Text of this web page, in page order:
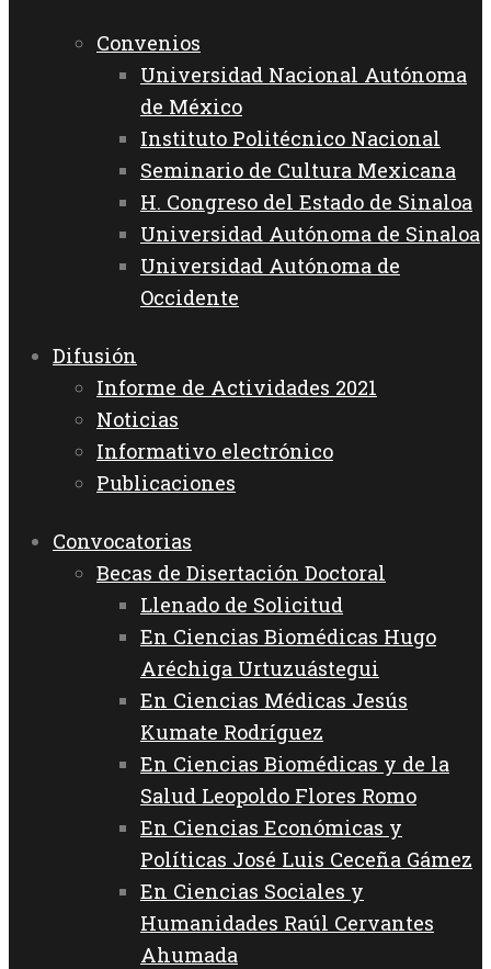
Convenios
Universidad Nacional Autónoma
de México
Instituto Politécnico Nacional
Seminario de Cultura Mexicana
H. Congreso del Estado de Sinaloa
Universidad Autónoma de Sinaloa
Universidad Autónoma de
Occidente
Difusión
Informe de Actividades 2021
Noticias
Informativo electrónico
Publicaciones
Convocatorias
Becas de Disertación Doctoral
Llenado de Solicitud
En Ciencias Biomédicas Hugo
Aréchiga Urtuzuástegui
En Ciencias Médicas Jesús
Kumate Rodríguez
En Ciencias Biomédicas y de la
Salud Leopoldo Flores Romo
En Ciencias Económicas y
Políticas José Luis Ceceña Gámez
En Ciencias Sociales y
Humanidades Raúl Cervantes
Ahumada